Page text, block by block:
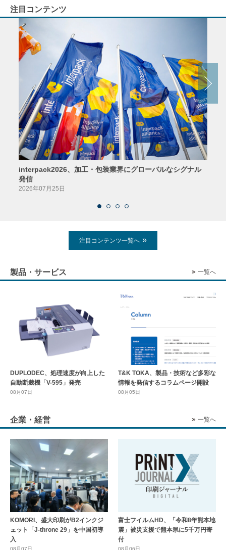
注目コンテンツ
interpack2026、加工・包装業界にグローバルなシグナル
発信
2026年07月25日
注目コンテンツ一覧へ
製品・サービス 一覧へ
DUPLODEC、処理速度が向上した
自動断裁機「V-595」発売
08月07日
T&K TOKA、製品・技術など多彩な
情報を発信するコラムページ開設
08月05日
企業・経営 一覧へ
KOMORI、盛大印刷がB2インクジ
ェット「J-throne 29」を中国初導
入
08月07日
富士フイルムHD、「令和8年熊本地
震」被災支援で熊本県に5千万円寄
付
08月06日